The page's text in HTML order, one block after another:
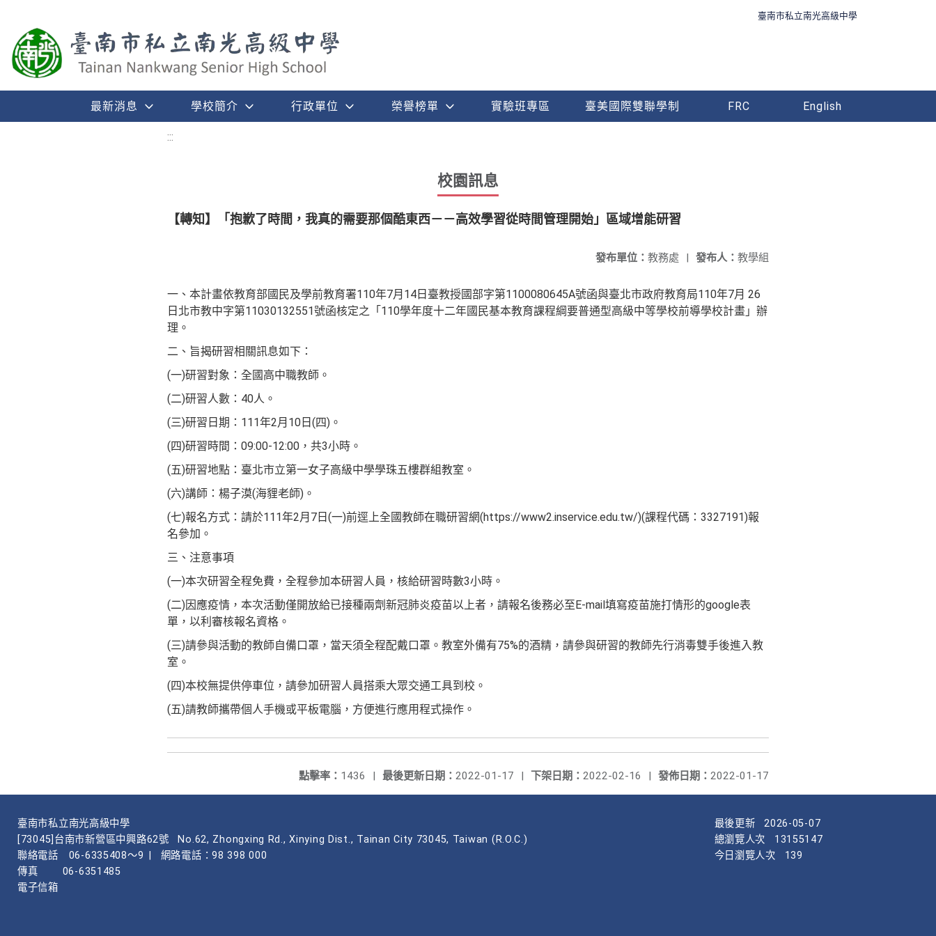
臺南市私立南光高級中學
最新消息 學校簡介 行政單位 榮譽榜單 實驗班專區 臺美國際雙聯學制 FRC English
:::
校園訊息
【轉知】「抱歉了時間，我真的需要那個酷東西－－高效學習從時間管理開始」區域增能研習
發布人： 教學組
發布單位： 教務處 |
一、本計畫依教育部國民及學前教育署110年7月14日臺教授國部字第1100080645A號函與臺北市政府教育局110年7月 26
日北市教中字第11030132551號函核定之「110學年度十二年國民基本教育課程綱要普通型高級中等學校前導學校計畫」辦
理。
二、旨揭研習相關訊息如下：
(一)研習對象：全國高中職教師。
(二)研習人數：40人。
(三)研習日期：111年2月10日(四)。
(四)研習時間：09:00-12:00，共3小時。
(五)研習地點：臺北市立第一女子高級中學學珠五樓群組教室。
(六)講師：楊子漠(海貍老師)。
(七)報名方式：請於111年2月7日(一)前逕上全國教師在職研習網(https://www2.inservice.edu.tw/)(課程代碼：3327191)報
名參加。
三、注意事項
(一)本次研習全程免費，全程參加本研習人員，核給研習時數3小時。
(二)因應疫情，本次活動僅開放給已接種兩劑新冠肺炎疫苗以上者，請報名後務必至E-mail填寫疫苗施打情形的google表
單，以利審核報名資格。
(三)請參與活動的教師自備口罩，當天須全程配戴口罩。教室外備有75%的酒精，請參與研習的教師先行消毒雙手後進入教
室。
(四)本校無提供停車位，請參加研習人員搭乘大眾交通工具到校。
(五)請教師攜帶個人手機或平板電腦，方便進行應用程式操作。
發佈日期： 2022-01-17
下架日期： 2022-02-16 |
最後更新日期： 2022-01-17 |
點擊率： 1436 |
臺南市私立南光高級中學
[73045]台南市新營區中興路62號
No.62, Zhongxing Rd., Xinying Dist., Tainan City 73045, Taiwan (R.O.C.)
聯絡電話
06-6335408～9
網路電話：98 398 000
傳真
06-6351485
電子信箱
最後更新
2026-05-07
總瀏覽人次
13155147
今日瀏覽人次
139